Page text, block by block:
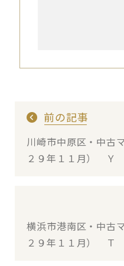
前の記事
川崎市中原区・中古
２９年１１月）
横浜市港南区・中古
２９年１１月）